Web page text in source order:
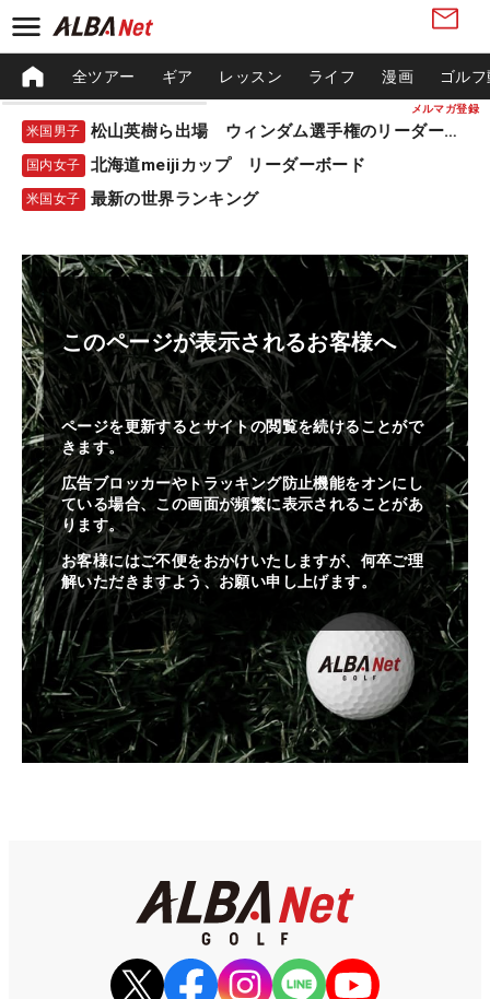
メルマガ登録
全ツアー ギア レッスン ライフ 漫画 ゴル
米国男子 松山英樹ら出場 ウィンダム選手権のリーダーボード
国内女子 北海道meijiカップ リーダーボード
米国女子 最新の世界ランキング
このページが表示されるお客様へ
ページを更新するとサイトの閲覧を続けることがで
きます。
広告ブロッカーやトラッキング防止機能をオンにし
ている場合、この画面が頻繁に表示されることがあ
ります。
お客様にはご不便をおかけいたしますが、何卒ご理
解いただきますよう、お願い申し上げます。